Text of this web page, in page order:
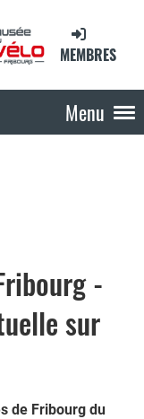
MEMBRES
Menu
-
sur
de Fribourg du